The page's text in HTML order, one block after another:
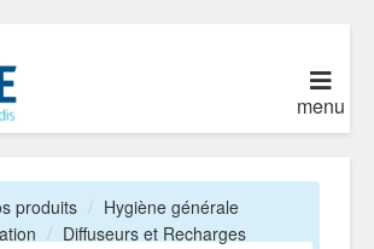
menu
produits
Hygiène générale
Diffuseurs et Recharges